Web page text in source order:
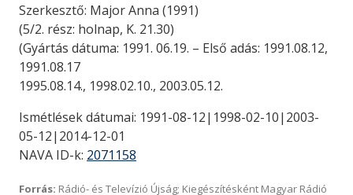
Szerkesztő: Major Anna (1991)
(5/2. rész: holnap, K. 21.30)
(Gyártás dátuma: 1991. 06.19. – Első adás: 1991.08.12,
1991.08.17
1995.08.14., 1998.02.10., 2003.05.12.
Ismétlések dátumai: 1991-08-12|1998-02-10|2003-
05-12|2014-12-01
NAVA ID-k: 2071158
Forrás: Rádió- és Televízió Újság; Kiegészítésként Magyar Rádió